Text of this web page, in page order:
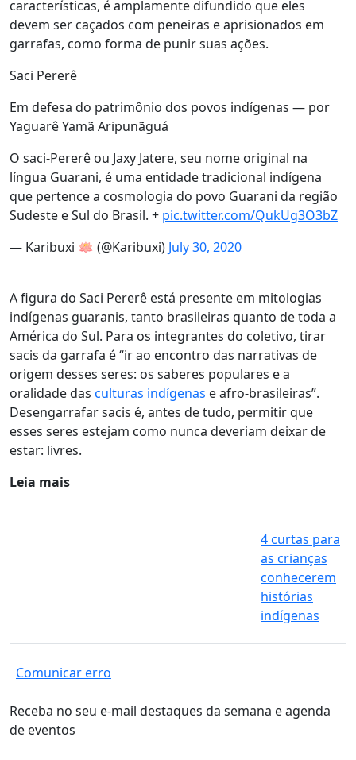
características, é amplamente difundido que eles
devem ser caçados com peneiras e aprisionados em
garrafas, como forma de punir suas ações.
Saci Pererê
Em defesa do patrimônio dos povos indígenas — por
Yaguarê Yamã Aripunãguá
O saci-Pererê ou Jaxy Jatere, seu nome original na
língua Guarani, é uma entidade tradicional indígena
que pertence a cosmologia do povo Guarani da região
Sudeste e Sul do Brasil. + pic.twitter.com/QukUg3O3bZ
— Karibuxi 🪷 (@Karibuxi) July 30, 2020
A figura do Saci Pererê está presente em mitologias
indígenas guaranis, tanto brasileiras quanto de toda a
América do Sul. Para os integrantes do coletivo, tirar
sacis da garrafa é “ir ao encontro das narrativas de
origem desses seres: os saberes populares e a
oralidade das culturas indígenas e afro-brasileiras”.
Desengarrafar sacis é, antes de tudo, permitir que
esses seres estejam como nunca deveriam deixar de
estar: livres.
Leia mais
4 curtas para
as crianças
conhecerem
histórias
indígenas
Comunicar erro
Receba no seu e-mail destaques da semana e agenda
de eventos